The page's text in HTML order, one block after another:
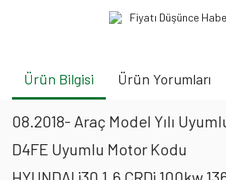
Fiyatı Düşünce
Ürün Bilgisi Ürün Yorumları
08.2018- Araç Model Yılı
D4FE Uyumlu Motor Kodu